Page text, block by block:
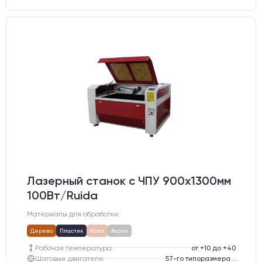
Лазерный станок c ЧПУ 900х1300мм
100Вт/Ruida
Материалы для обработки:
Дерево Пластик Кожа Акрил
Рабочая температура:
от +10 до +40
Шаговые двигатели: